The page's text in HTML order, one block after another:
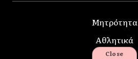
Μητρότητα
Αθλητικά
Close